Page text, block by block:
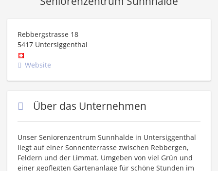
Rebbergstrasse 18
5417 Untersiggenthal
Website
Über das Unternehmen
Unser Seniorenzentrum Sunnhalde in Untersiggenthal
liegt auf einer Sonnenterrasse zwischen Rebbergen,
Feldern und der Limmat. Umgeben von viel Grün und
einer gepflegten Gartenanlage für schöne Stunden im